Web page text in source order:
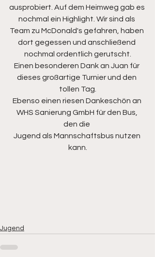
ausprobiert. Auf dem Heimweg gab es
nochmal ein Highlight. Wir sind als
Team zu McDonald's gefahren, haben
dort gegessen und anschließend
nochmal ordentlich gerutscht.
Einen besonderen Dank an Juan für
dieses großartige Turnier und den
tollen Tag.
Ebenso einen riesen Dankeschön an
WHS Sanierung GmbH für den Bus,
den die
Jugend als Mannschaftsbus nutzen
kann.
Jugend